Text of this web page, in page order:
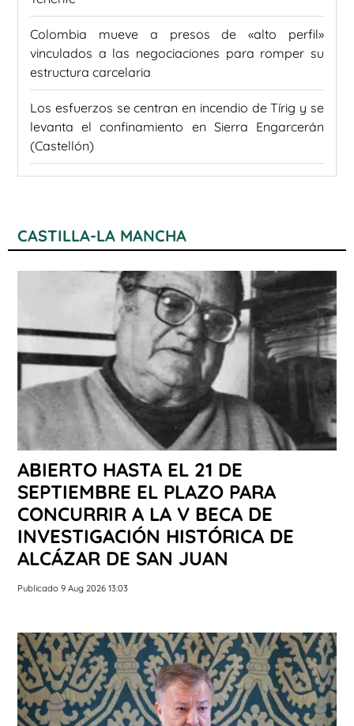
Colombia mueve a presos de «alto perfil»
vinculados a las negociaciones para romper su
estructura carcelaria
Los esfuerzos se centran en incendio de Tírig y se
levanta el confinamiento en Sierra Engarcerán
(Castellón)
CASTILLA-LA MANCHA
ABIERTO HASTA EL 21 DE
SEPTIEMBRE EL PLAZO PARA
CONCURRIR A LA V BECA DE
INVESTIGACIÓN HISTÓRICA DE
ALCÁZAR DE SAN JUAN
Publicado 9 Aug 2026 13:03